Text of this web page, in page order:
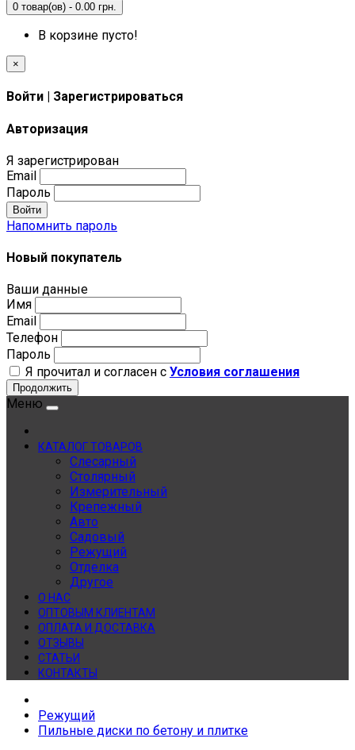
0 товар(ов) - 0.00 грн.
В корзине пусто!
×
Войти | Зарегистрироваться
Авторизация
Я зарегистрирован
Email
Пароль
Войти
Напомнить пароль
Новый покупатель
Ваши данные
Имя
Email
Телефон
Пароль
Я прочитал и согласен с Условия соглашения
Продолжить
Меню
КАТАЛОГ ТОВАРОВ
Слесарный
Столярный
Измерительный
Крепежный
Авто
Садовый
Режущий
Отделка
Другое
О НАС
ОПТОВЫМ КЛИЕНТАМ
ОПЛАТА И ДОСТАВКА
ОТЗЫВЫ
СТАТЬИ
КОНТАКТЫ
Режущий
Пильные диски по бетону и плитке